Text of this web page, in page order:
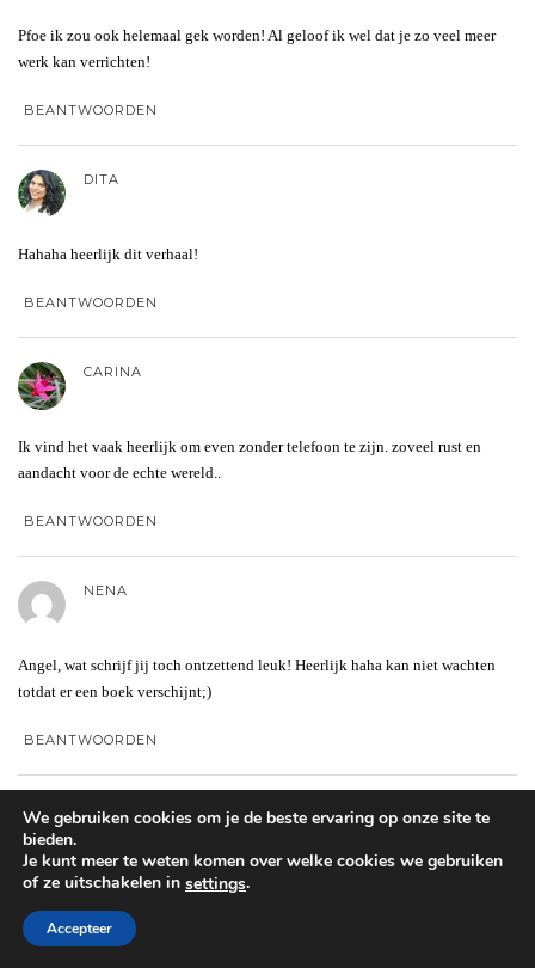
Pfoe ik zou ook helemaal gek worden! Al geloof ik wel dat je zo veel meer
werk kan verrichten!
BEANTWOORDEN
DITA
Hahaha heerlijk dit verhaal!
BEANTWOORDEN
CARINA
Ik vind het vaak heerlijk om even zonder telefoon te zijn. zoveel rust en
aandacht voor de echte wereld..
BEANTWOORDEN
NENA
Angel, wat schrijf jij toch ontzettend leuk! Heerlijk haha kan niet wachten
totdat er een boek verschijnt;)
BEANTWOORDEN
MARIA
Haha, geweldig stukje om te lezen. Ik was vroeger heel erg anti-mobiele
telefoon, maar toen ik naar Maastricht verhuisde kreeg ik er één cadeau van
mijn mams om contact te houden
We gebruiken cookies om je de beste ervaring op onze site te
bieden.
Je kunt meer te weten komen over welke cookies we gebruiken
of ze uitschakelen in settings.
Accepteer